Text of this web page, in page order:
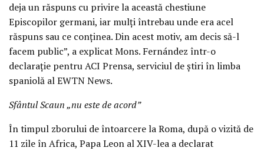
deja un răspuns cu privire la această chestiune
Episcopilor germani, iar mulți întrebau unde era acel
răspuns sau ce conținea. Din acest motiv, am decis să-l
facem public”, a explicat Mons. Fernández într-o
declarație pentru ACI Prensa, serviciul de știri în limba
spaniolă al EWTN News.
Sfântul Scaun „nu este de acord”
În timpul zborului de întoarcere la Roma, după o vizită de
11 zile în Africa, Papa Leon al XIV-lea a declarat